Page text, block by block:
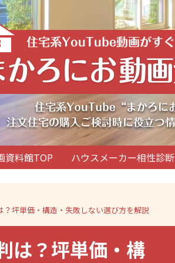
資料館TOP ハウスメーカー相性診断
坪単価・構造・失敗しない選び方を解説
は？坪単価・構